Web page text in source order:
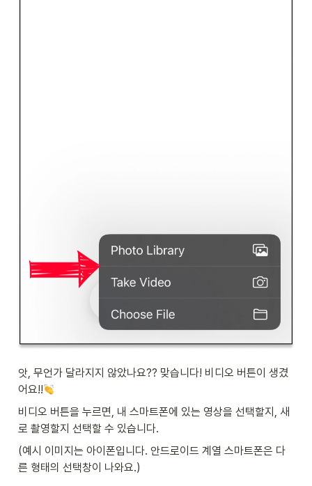
앗, 무언가 달라지지 않았나요?? 맞습니다! 비디오 버튼이 생겼
어요!!
비디오 버튼을 누르면, 내 스마트폰에 있는 영상을 선택할지, 새
로 촬영할지 선택할 수 있습니다.
(예시 이미지는 아이폰입니다. 안드로이드 계열 스마트폰은 다
른 형태의 선택창이 나와요.)